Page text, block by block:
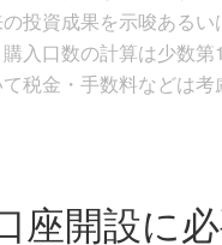
投資成果を示唆ある
入口数の計算は少数
税金・手数料などは考
座開設に